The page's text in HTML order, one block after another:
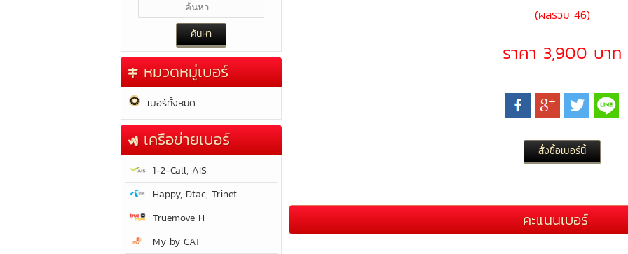
หมวดหมู่เบอร์
เบอร์ทั้งหมด
เครือข่ายเบอร์
1-2-Call, AIS
Happy, Dtac, Trinet
Truemove H
My by CAT
(ผลรวม 46)
ราคา 3,900 บาท
คะแนนเบอร์